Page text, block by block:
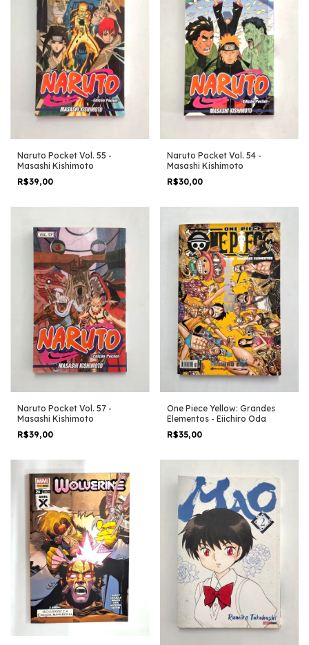
Naruto Pocket Vol. 55 -
Masashi Kishimoto
R$39,00
Naruto Pocket Vol. 54 -
Masashi Kishimoto
R$30,00
Naruto Pocket Vol. 57 -
Masashi Kishimoto
R$39,00
One Piece Yellow: Grandes
Elementos - Eiichiro Oda
R$35,00